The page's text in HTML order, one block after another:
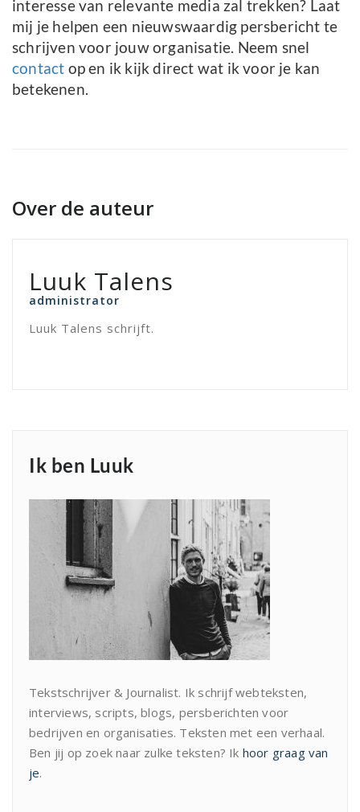
interesse van relevante media zal trekken? Laat
mij je helpen een nieuwswaardig persbericht te
schrijven voor jouw organisatie. Neem snel
contact op en ik kijk direct wat ik voor je kan
betekenen.
Over de auteur
Luuk Talens
administrator
Luuk Talens schrijft.
Ik ben Luuk
Tekstschrijver & Journalist. Ik schrijf webteksten,
interviews, scripts, blogs, persberichten voor
bedrijven en organisaties. Teksten met een verhaal.
Ben jij op zoek naar zulke teksten? Ik hoor graag van
je.